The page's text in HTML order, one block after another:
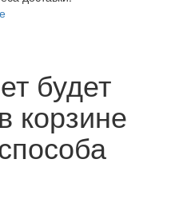
будет
корзине